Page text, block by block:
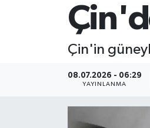
Çin'in
08.07.2026 - 06:29
YAYINLANMA
Resmi İlanlar
Tüm Manşetler
Son Dakika Haberleri
Haber Arşivi